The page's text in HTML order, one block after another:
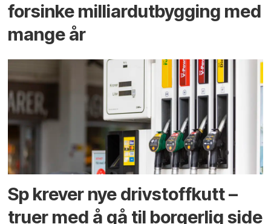
forsinke milliard­utbygging med
mange år
Sp krever nye drivstoffkutt –
truer med å gå til borgerlig side